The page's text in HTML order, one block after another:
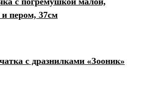
пером, 37см
с дразнилками «Зооник»